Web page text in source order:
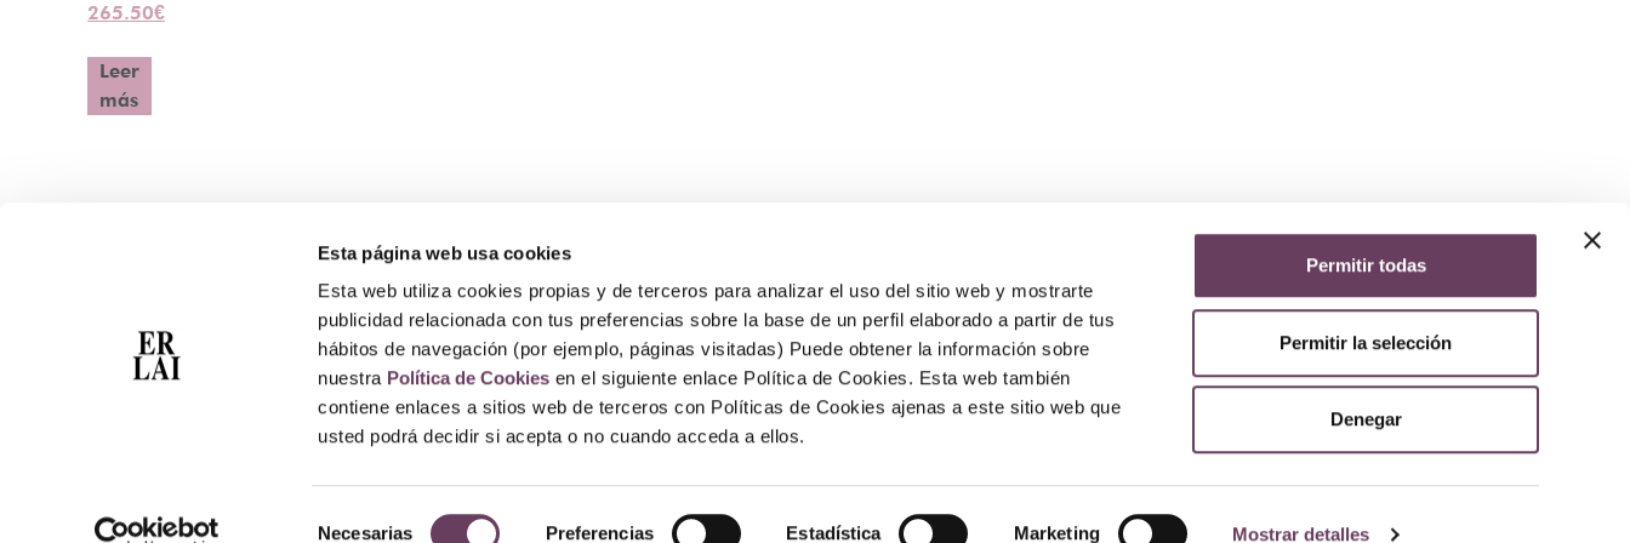
Esta página web usa cookies
Esta web utiliza cookies propias y de terceros para analizar el uso del sitio web y mostrarte
publicidad relacionada con tus preferencias sobre la base de un perfil elaborado a partir de tus
hábitos de navegación (por ejemplo, páginas visitadas) Puede obtener la información sobre
nuestra Política de Cookies en el siguiente enlace Política de Cookies. Esta web también
contiene enlaces a sitios web de terceros con Políticas de Cookies ajenas a este sitio web que
usted podrá decidir si acepta o no cuando acceda a ellos.
Necesarias Preferencias Estadística Marketing Mostrar detalles
Permitir todas
Permitir la selección
Denegar
265.50€
Leer
más
Atención Telefónica: 944 435 713
Whatsapp: 699 173 188
E-mail:perfumeriaerlai@erlai.es
Dirección: Rodríguez Arias nº29 48011 Bilbao.
Nosotros
Aviso legal
Política de privacidad
Política de cookies
Política de devoluciones y reembolsos
FAQs